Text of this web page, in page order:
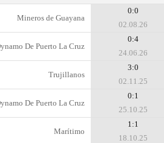
Mineros de Guayana
0:0
02.08.26
De Puerto La Cruz
0:4
24.06.26
Trujillanos
3:0
02.11.25
De Puerto La Cruz
0:1
25.10.25
Marítimo
1:1
18.10.25